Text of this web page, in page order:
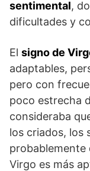
sentimental,
dificultades y
El signo de
adaptables,
pero con
poco estrecha
consideraba
los criados, los
probablemente
Virgo es más